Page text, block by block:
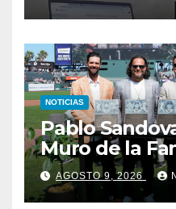
NOTICIAS
Pablo
Muro de la
Francisco
AGOSTO 9, 2026